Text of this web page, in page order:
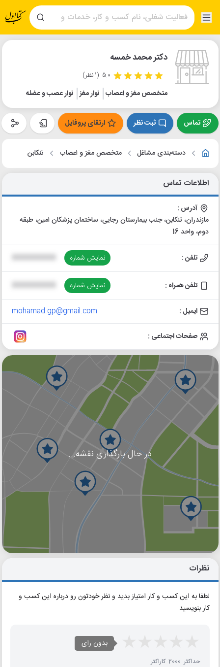
دکتر محمد خمسه
5.0 (1 نظر)
متخصص مغز و اعصاب نوار مغز نوار عصب و عضله
تماس ثبت نظر ارتقای پروفایل
دسته‌بندی مشاغل متخصص مغز و اعصاب تنکابن
اطلاعات تماس
آدرس :
مازندران، تنکابن، جنب بیمارستان رجایی، ساختمان پزشکان امین، طبقه
دوم، واحد 16
تلفن : نمایش شماره
تلفن همراه : نمایش شماره
ایمیل : mohamad.gp@gmail.com
صفحات اجتماعی :
در حال بارگذاری نقشه...
گوگل
نظرات
لطفا به این کسب و کار امتیاز بدید و نظر خودتون رو درباره این کسب و
کار بنویسید
بدون رای
حداکثر 2000 کاراکتر